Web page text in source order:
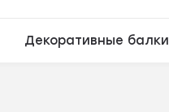
Декоративные балки